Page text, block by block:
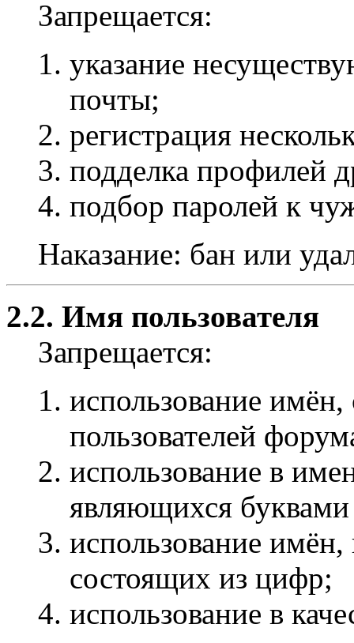
Запрещается:
указание
почты;
регистрация
подделка профилей
подбор паролей к
Наказание: бан или
2.2. Имя пользователя
Запрещается:
использование
пользователей
использование в
являющихся
использование
состоящих из цифр;
использование в